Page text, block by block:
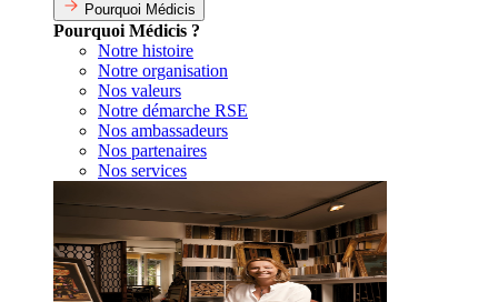
Pourquoi Médicis
Pourquoi Médicis ?
Notre histoire
Notre organisation
Nos valeurs
Notre démarche RSE
Nos ambassadeurs
Nos partenaires
Nos services